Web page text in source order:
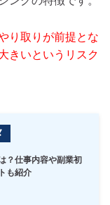
り取りが前提とな
きいというリスク
？仕事内容や副業初
も紹介